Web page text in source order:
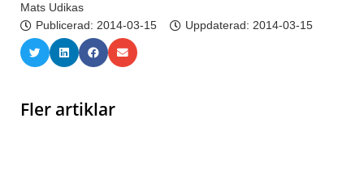
Mats Udikas
Publicerad: 2014-03-15 Uppdaterad: 2014-03-15
Fler artiklar